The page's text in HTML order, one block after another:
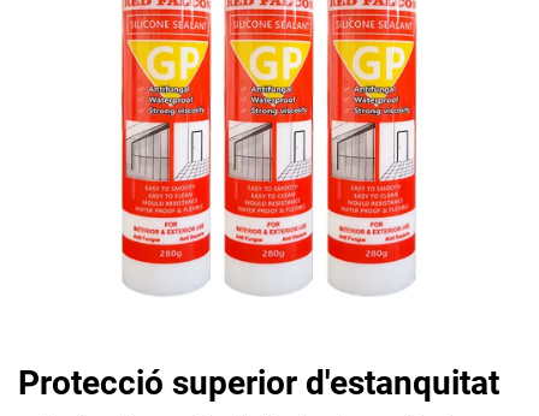
Protecció superior d'estanquitat